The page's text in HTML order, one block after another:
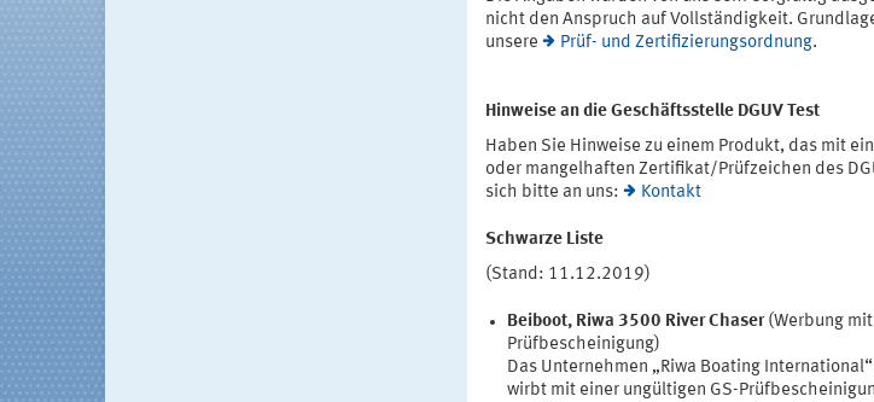
nicht den Anspruch auf Vollständigkeit.
unsere
Prüf- und Zertifizierungsordnung.
Hinweise an die Geschäftsstelle DGUV Test
Haben Sie Hinweise zu einem Produkt, das mit
oder mangelhaften Zertifikat/Prüfzeichen des
sich bitte an uns:
Kontakt
Schwarze Liste
(Stand: 11.12.2019)
Beiboot, Riwa 3500 River Chaser (Werbung
Prüfbescheinigung)
Das Unternehmen „Riwa Boating
wirbt mit einer ungültigen GS-